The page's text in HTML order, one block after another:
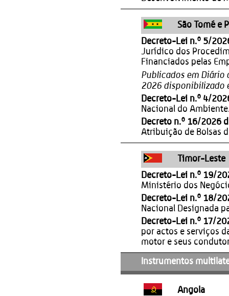
São Tomé e
Decreto-Lei n.º 5/
Jurídico dos
Financiados pelas
Publicados em Diário
2026 disponibilizado
Decreto-Lei n.º 4/
Nacional do
Decreto n.º 16/2026
Atribuição de Bolsas
Timor-Leste
Decreto-Lei n.º 19/
Ministério dos
Decreto-Lei n.º 18/
Nacional Designada
Decreto-Lei n.º 17/
por actos e serviços
motor e seus
Instrumentos
Angola